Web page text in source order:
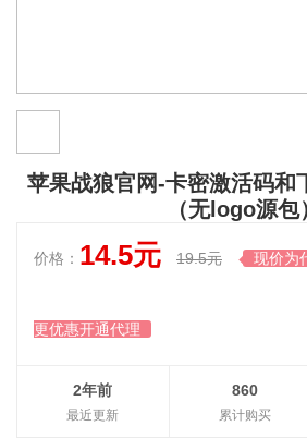
苹果战狼官网-卡密激活码和
（无logo源包
价格： 14.5元 19.5元  现价为
更优惠开通代理
860
累计购买
2年前
最近更新